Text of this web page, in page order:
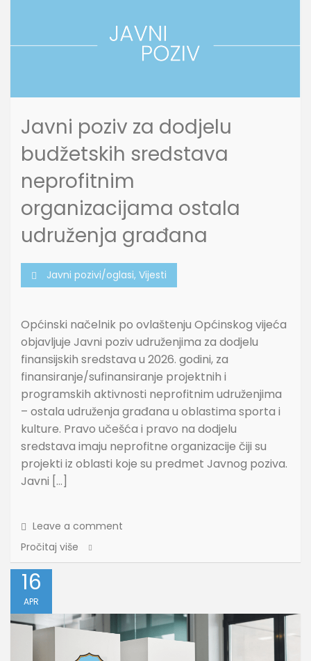
Javni poziv za dodjelu
budžetskih sredstava
neprofitnim
organizacijama ostala
udruženja građana
Javni pozivi/oglasi, Vijesti
Općinski načelnik po ovlaštenju Općinskog vijeća
objavljuje Javni poziv udruženjima za dodjelu
finansijskih sredstava u 2026. godini, za
finansiranje/sufinansiranje projektnih i
programskih aktivnosti neprofitnim udruženjima
– ostala udruženja građana u oblastima sporta i
kulture. Pravo učešća i pravo na dodjelu
sredstava imaju neprofitne organizacije čiji su
projekti iz oblasti koje su predmet Javnog poziva.
Javni […]
Leave a comment
Pročitaj više
16
APR